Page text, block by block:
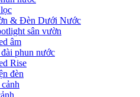
& Đèn Dưới Nước
sân vườn
âm
phun nước
Rise
đèn